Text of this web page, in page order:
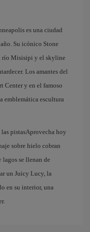
es una ciudad
Su icónico Stone
río Misisipi y el skyline
Los amantes del
Center y en el famoso
emblemática escultura
pistasAprovecha hoy
sobre hielo cobran
lagos se llenan de
un Juicy Lucy, la
en su interior, una